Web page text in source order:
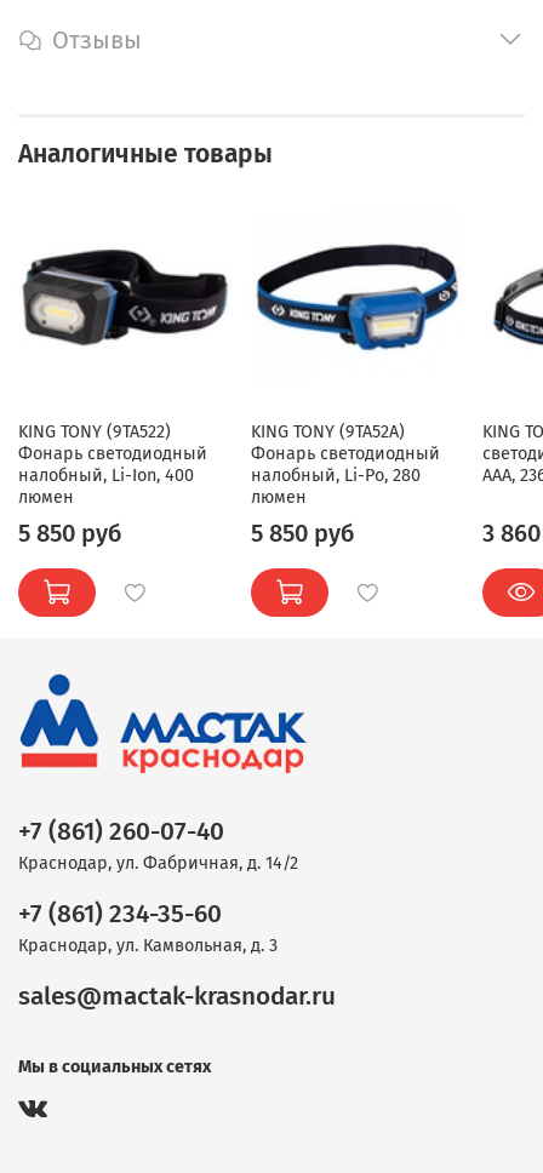
Отзывы
Аналогичные товары
KING TONY (9TA522)
Фонарь светодиодный
налобный, Li-Ion, 400
люмен
5 850 руб
KING TONY (9TA52A)
Фонарь светодиодный
налобный, Li-Po, 280
люмен
5 850 руб
KING
ААА,
3
+7 (861) 260-07-40
Краснодар, ул. Фабричная, д. 14/2
+7 (861) 234-35-60
Краснодар, ул. Камвольная, д. 3
sales@mactak-krasnodar.ru
Мы в социальных сетях